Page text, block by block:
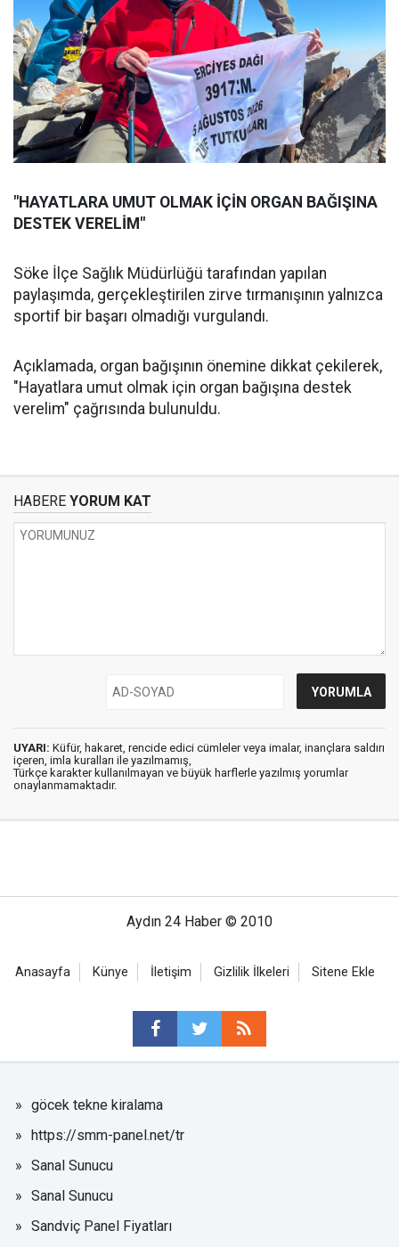
"HAYATLARA UMUT OLMAK İÇİN ORGAN BAĞIŞINA
DESTEK VERELİM"
Söke İlçe Sağlık Müdürlüğü tarafından yapılan
paylaşımda, gerçekleştirilen zirve tırmanışının yalnızca
sportif bir başarı olmadığı vurgulandı.
Açıklamada, organ bağışının önemine dikkat çekilerek,
"Hayatlara umut olmak için organ bağışına destek
verelim" çağrısında bulunuldu.
HABERE YORUM KAT
UYARI: Küfür, hakaret, rencide edici cümleler veya imalar, inançlara saldırı
içeren, imla kuralları ile yazılmamış,
Türkçe karakter kullanılmayan ve büyük harflerle yazılmış yorumlar
onaylanmamaktadır.
Aydın 24 Haber © 2010
Anasayfa Künye İletişim Gizlilik İlkeleri Sitene Ekle
göcek tekne kiralama
https://smm-panel.net/tr
Sanal Sunucu
Sanal Sunucu
Sandviç Panel Fiyatları